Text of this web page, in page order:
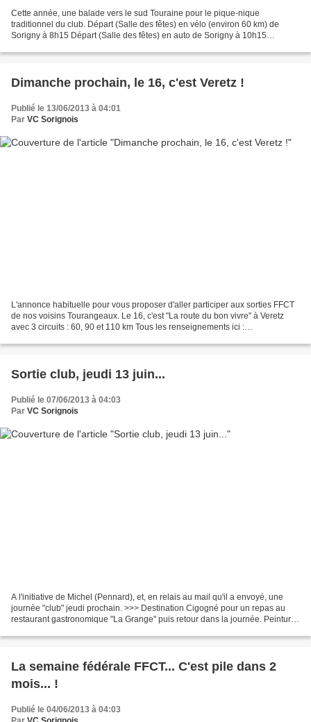
Cette année, une balade vers le sud Touraine pour le pique-nique
traditionnel du club. Départ (Salle des fêtes) en vélo (environ 60 km) de
Sorigny à 8h15 Départ (Salle des fêtes) en auto de Sorigny à 10h15
Dimanche prochain, le 16, c'est Veretz !
Publié le 13/06/2013 à 04:01
Par VC Sorignois
L'annonce habituelle pour vous proposer d'aller participer aux sorties FFCT
de nos voisins Tourangeaux. Le 16, c'est "La route du bon vivre" à Veretz
avec 3 circuits : 60, 90 et 110 km Tous les renseignements ici :
Sortie club, jeudi 13 juin...
Publié le 07/06/2013 à 04:03
Par VC Sorignois
A l'initiative de Michel (Pennard), et, en relais au mail qu'il a envoyé, une
journée "club" jeudi prochain. >>> Destination Cigogné pour un repas au
restaurant gastronomique "La Grange" puis retour dans la journée. Peinture
La semaine fédérale FFCT... C'est pile dans 2
mois... !
Publié le 04/06/2013 à 04:03